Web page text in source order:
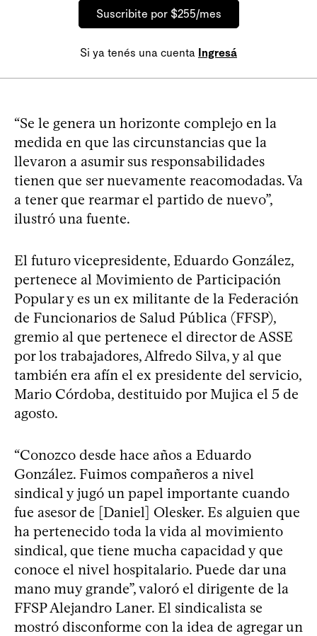
Suscribite por $255/mes
Si ya tenés una cuenta Ingresá
“Se le genera un horizonte complejo en la
medida en que las circunstancias que la
llevaron a asumir sus responsabilidades
tienen que ser nuevamente reacomodadas. Va
a tener que rearmar el partido de nuevo”,
ilustró una fuente.
El futuro vicepresidente, Eduardo González,
pertenece al Movimiento de Participación
Popular y es un ex militante de la Federación
de Funcionarios de Salud Pública (FFSP),
gremio al que pertenece el director de ASSE
por los trabajadores, Alfredo Silva, y al que
también era afín el ex presidente del servicio,
Mario Córdoba, destituido por Mujica el 5 de
agosto.
“Conozco desde hace años a Eduardo
González. Fuimos compañeros a nivel
sindical y jugó un papel importante cuando
fue asesor de [Daniel] Olesker. Es alguien que
ha pertenecido toda la vida al movimiento
sindical, que tiene mucha capacidad y que
conoce el nivel hospitalario. Puede dar una
mano muy grande”, valoró el dirigente de la
FFSP Alejandro Laner. El sindicalista se
mostró disconforme con la idea de agregar un